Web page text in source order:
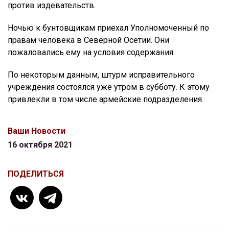
против издевательств.
Ночью к бунтовщикам приехал Уполномоченный по
правам человека в Северной Осетии. Они
пожаловались ему на условия содержания.
По некоторым данным, штурм исправительного
учреждения состоялся уже утром в субботу. К этому
привлекли в том числе армейские подразделения.
Ваши Новости
16 октября 2021
ПОДЕЛИТЬСЯ